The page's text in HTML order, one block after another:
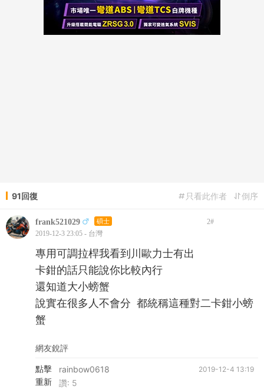
91回復 倒序
只看此作者
frank521029 碩士 2#
2019-12-3 23:05 - 台灣
專用可調拉桿我看到川歐力士有出
卡鉗的話只能說你比較內行
還知道大小螃蟹
說實在很多人不會分 都統稱這種對二卡鉗小螃
蟹
網友銳評
點擊
重新
2019-12-4 13:19
rainbow0618
讚: 5